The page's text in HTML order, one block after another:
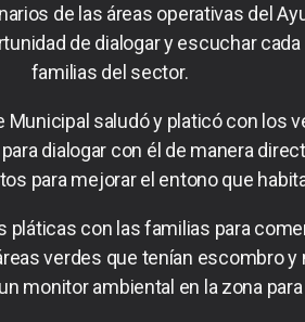
de las áreas operativas del
de dialogar y escuchar
familias del sector.
saludó y platicó con los
dialogar con él de manera
para mejorar el entono que
pláticas con las familias para
verdes que tenían escombro
monitor ambiental en la zona